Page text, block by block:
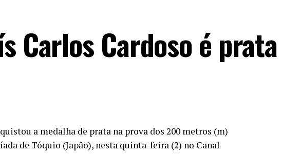
Carlos Cardoso é prata
a medalha de prata na prova dos 200 metros (m)
de Tóquio (Japão), nesta quinta-feira (2) no Canal